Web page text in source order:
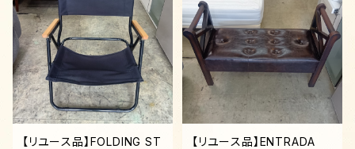
【リユース品】FOLDING ST
【リユース品】ENTRADA